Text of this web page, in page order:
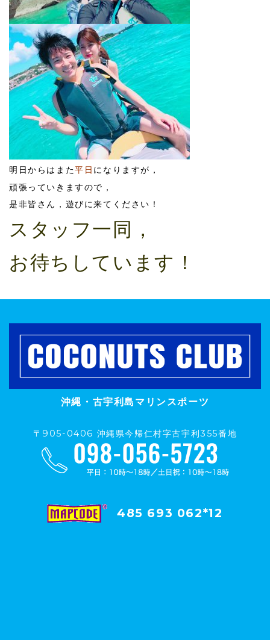
明日からはまた平日 になりますが，
頑張っていきますので，
是非皆さん，遊びに来てください！
スタッフ一同，
お待ちしています！
沖縄・古宇利島マリンスポーツ
〒905-0406 沖縄県今帰仁村字古宇利355番地
485 693 062*12